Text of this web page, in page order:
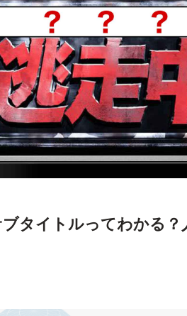
タイトルってわかる？